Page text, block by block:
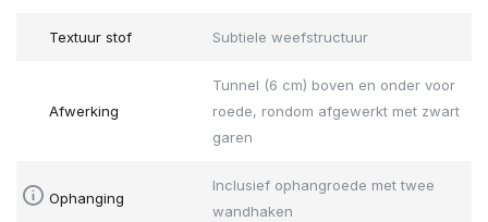
Textuur stof Subtiele weefstructuur
Afwerking
Tunnel (6 cm) boven en onder voor
roede, rondom afgewerkt met zwart
garen
Ophanging
Inclusief ophangroede met twee
wandhaken